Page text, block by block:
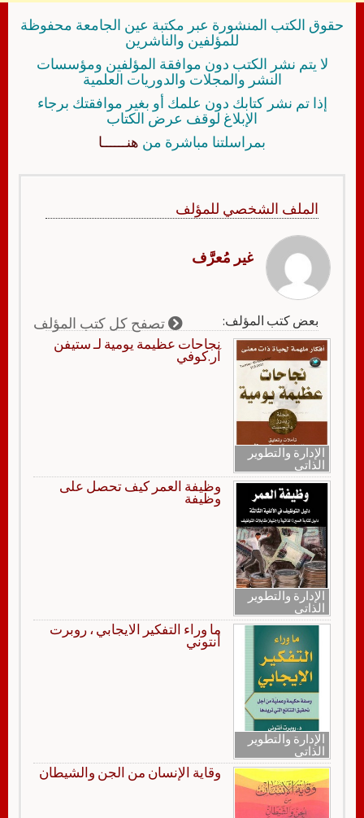
حقوق الكتب المنشورة عبر مكتبة عين الجامعة محفوظة
للمؤلفين والناشرين
لا يتم نشر الكتب دون موافقة المؤلفين ومؤسسات
النشر والمجلات والدوريات العلمية
إذا تم نشر كتابك دون علمك أو بغير موافقتك برجاء
الإبلاغ لوقف عرض الكتاب
بمراسلتنا مباشرة من هنــــــا
الملف الشخصي للمؤلف
غير مُعرَّف
بعض كتب المؤلف: تصفح كل كتب المؤلف
الإدارة والتطوير
الذاتي
نجاحات عظيمة يومية لـ ستيفن
آر.كوفي
الإدارة والتطوير
الذاتي
وظيفة العمر كيف تحصل على
وظيفة
الإدارة والتطوير
الذاتي
ما وراء التفكير الايجابي ، روبرت
أنتوني
وقاية الإنسان من الجن والشيطان